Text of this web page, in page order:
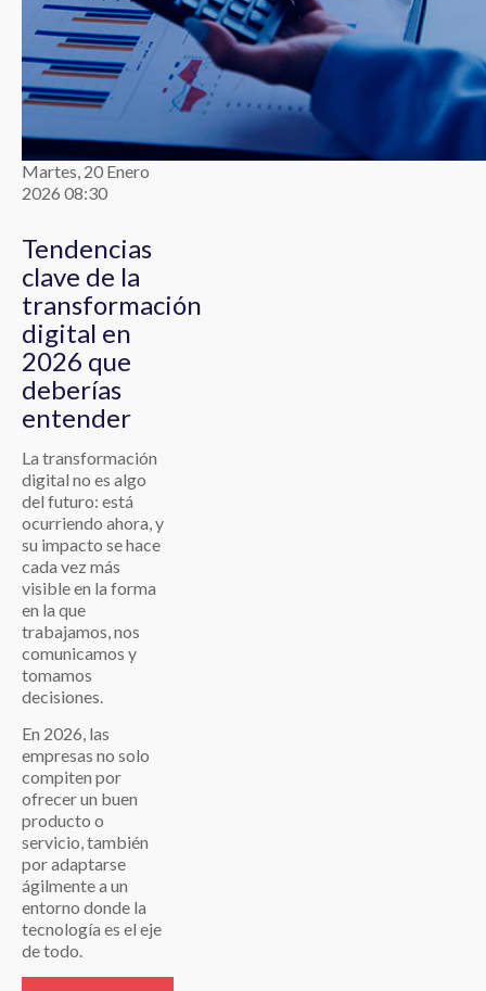
Martes, 20 Enero
2026 08:30
Tendencias
clave de la
transformación
digital en
2026 que
deberías
entender
La transformación
digital no es algo
del futuro: está
ocurriendo ahora, y
su impacto se hace
cada vez más
visible en la forma
en la que
trabajamos, nos
comunicamos y
tomamos
decisiones.
En 2026, las
empresas no solo
compiten por
ofrecer un buen
producto o
servicio, también
por adaptarse
ágilmente a un
entorno donde la
tecnología es el eje
de todo.